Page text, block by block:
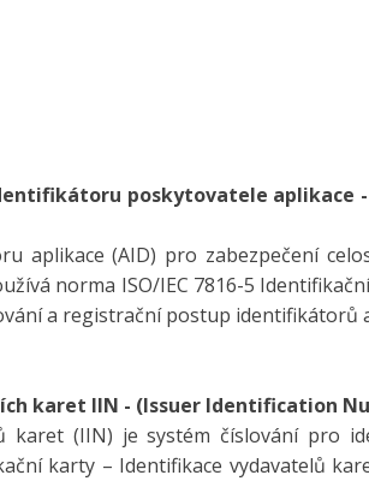
poskytovatele aplikace -
aplikace (AID) pro zabezpečení
norma ISO/IEC 7816-5
a registrační postup identifikátorů
karet IIN - (Issuer Identification
karet (IIN) je systém číslování pro
karty – Identifikace vydavatelů